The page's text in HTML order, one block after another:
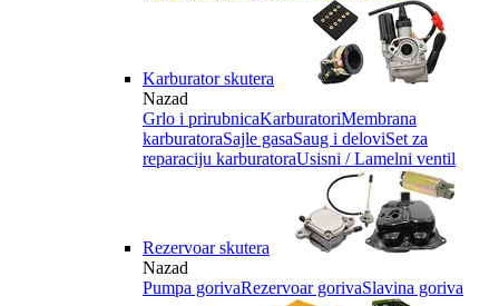
Karburator skutera
Nazad
Grlo i prirubnicaKarburatoriMembrana
karburatoraSajle gasaSaug i deloviSet za
reparaciju karburatoraUsisni / Lamelni ventil
Rezervoar skutera
Nazad
Pumpa gorivaRezervoar gorivaSlavina goriva